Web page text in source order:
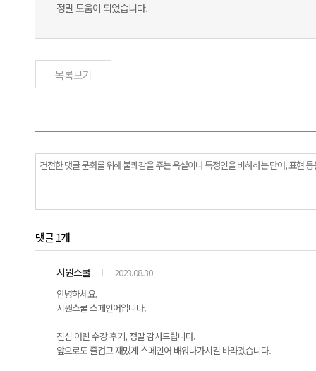
정말 도움이 되었습니다.
목록보기
댓글 1개
시원스쿨
2023.08.30
안녕하세요.
시원스쿨 스페인어입니다.
진심 어린 수강 후기, 정말 감사드립니다.
앞으로도 즐겁고 재밌게 스페인어 배워나가시길 바라겠습니다.